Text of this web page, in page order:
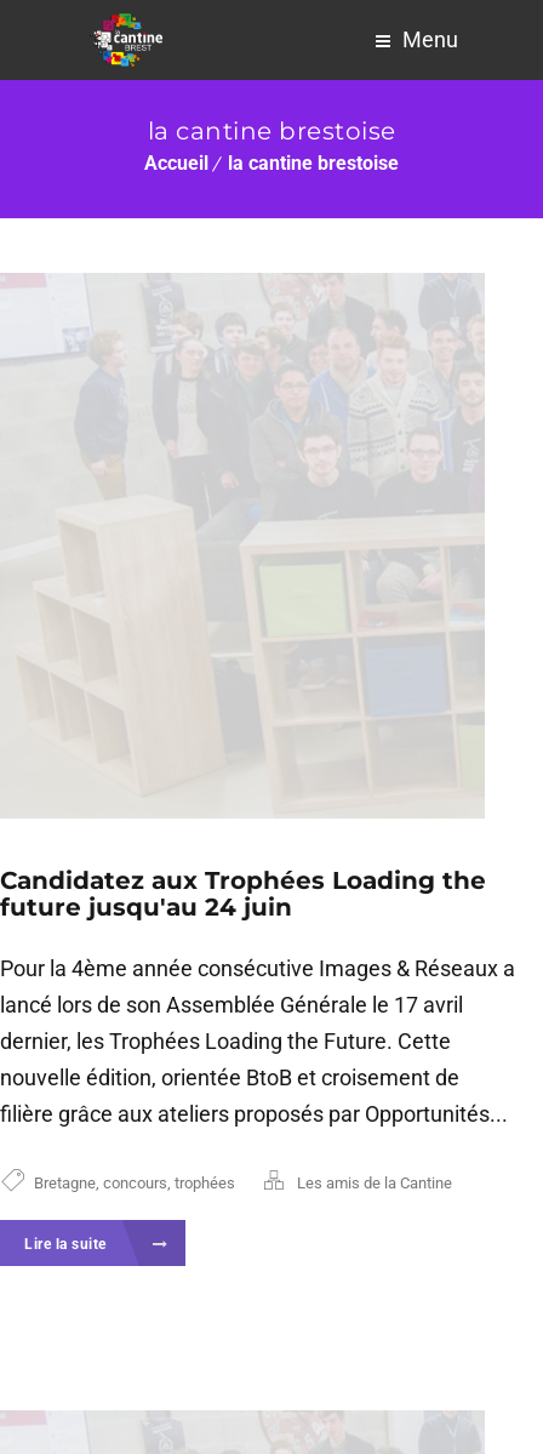
Menu
la cantine brestoise
Accueil la cantine brestoise
Candidatez aux Trophées Loading the
future jusqu'au 24 juin
Pour la 4ème année consécutive Images & Réseaux a
lancé lors de son Assemblée Générale le 17 avril
dernier, les Trophées Loading the Future. Cette
nouvelle édition, orientée BtoB et croisement de
filière grâce aux ateliers proposés par Opportunités...
Bretagne concours trophées Les amis de la Cantine
Lire la suite